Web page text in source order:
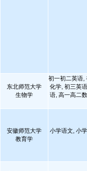
东北师范大学
生物学
初一初二英语,
化学, 初三英
语, 高一高二
安徽师范大学
教育学
小学语文, 小